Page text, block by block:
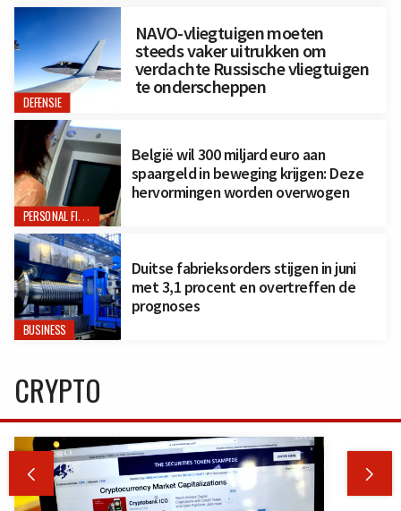
DEFENSIE
NAVO-vliegtuigen moeten
steeds vaker uitrukken om
verdachte Russische vliegtuigen
te onderscheppen
PERSONAL FINANCE
België wil 300 miljard euro aan
spaargeld in beweging krijgen: Deze
hervormingen worden overwogen
BUSINESS
Duitse fabrieksorders stijgen in juni
met 3,1 procent en overtreffen de
prognoses
CRYPTO
 